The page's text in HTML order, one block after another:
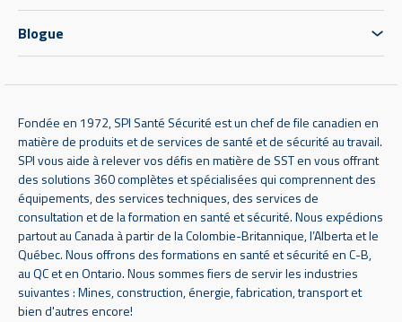
Blogue
Fondée en 1972, SPI Santé Sécurité est un chef de file canadien en
matière de produits et de services de santé et de sécurité au travail.
SPI vous aide à relever vos défis en matière de SST en vous offrant
des solutions 360 complètes et spécialisées qui comprennent des
équipements, des services techniques, des services de
consultation et de la formation en santé et sécurité. Nous expédions
partout au Canada à partir de la Colombie-Britannique, l’Alberta et le
Québec. Nous offrons des formations en santé et sécurité en C-B,
au QC et en Ontario. Nous sommes fiers de servir les industries
suivantes : Mines, construction, énergie, fabrication, transport et
bien d'autres encore!